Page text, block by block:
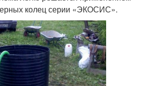
колец серии «ЭКОСИС».